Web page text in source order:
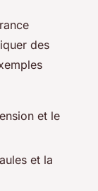
des
et le
et la